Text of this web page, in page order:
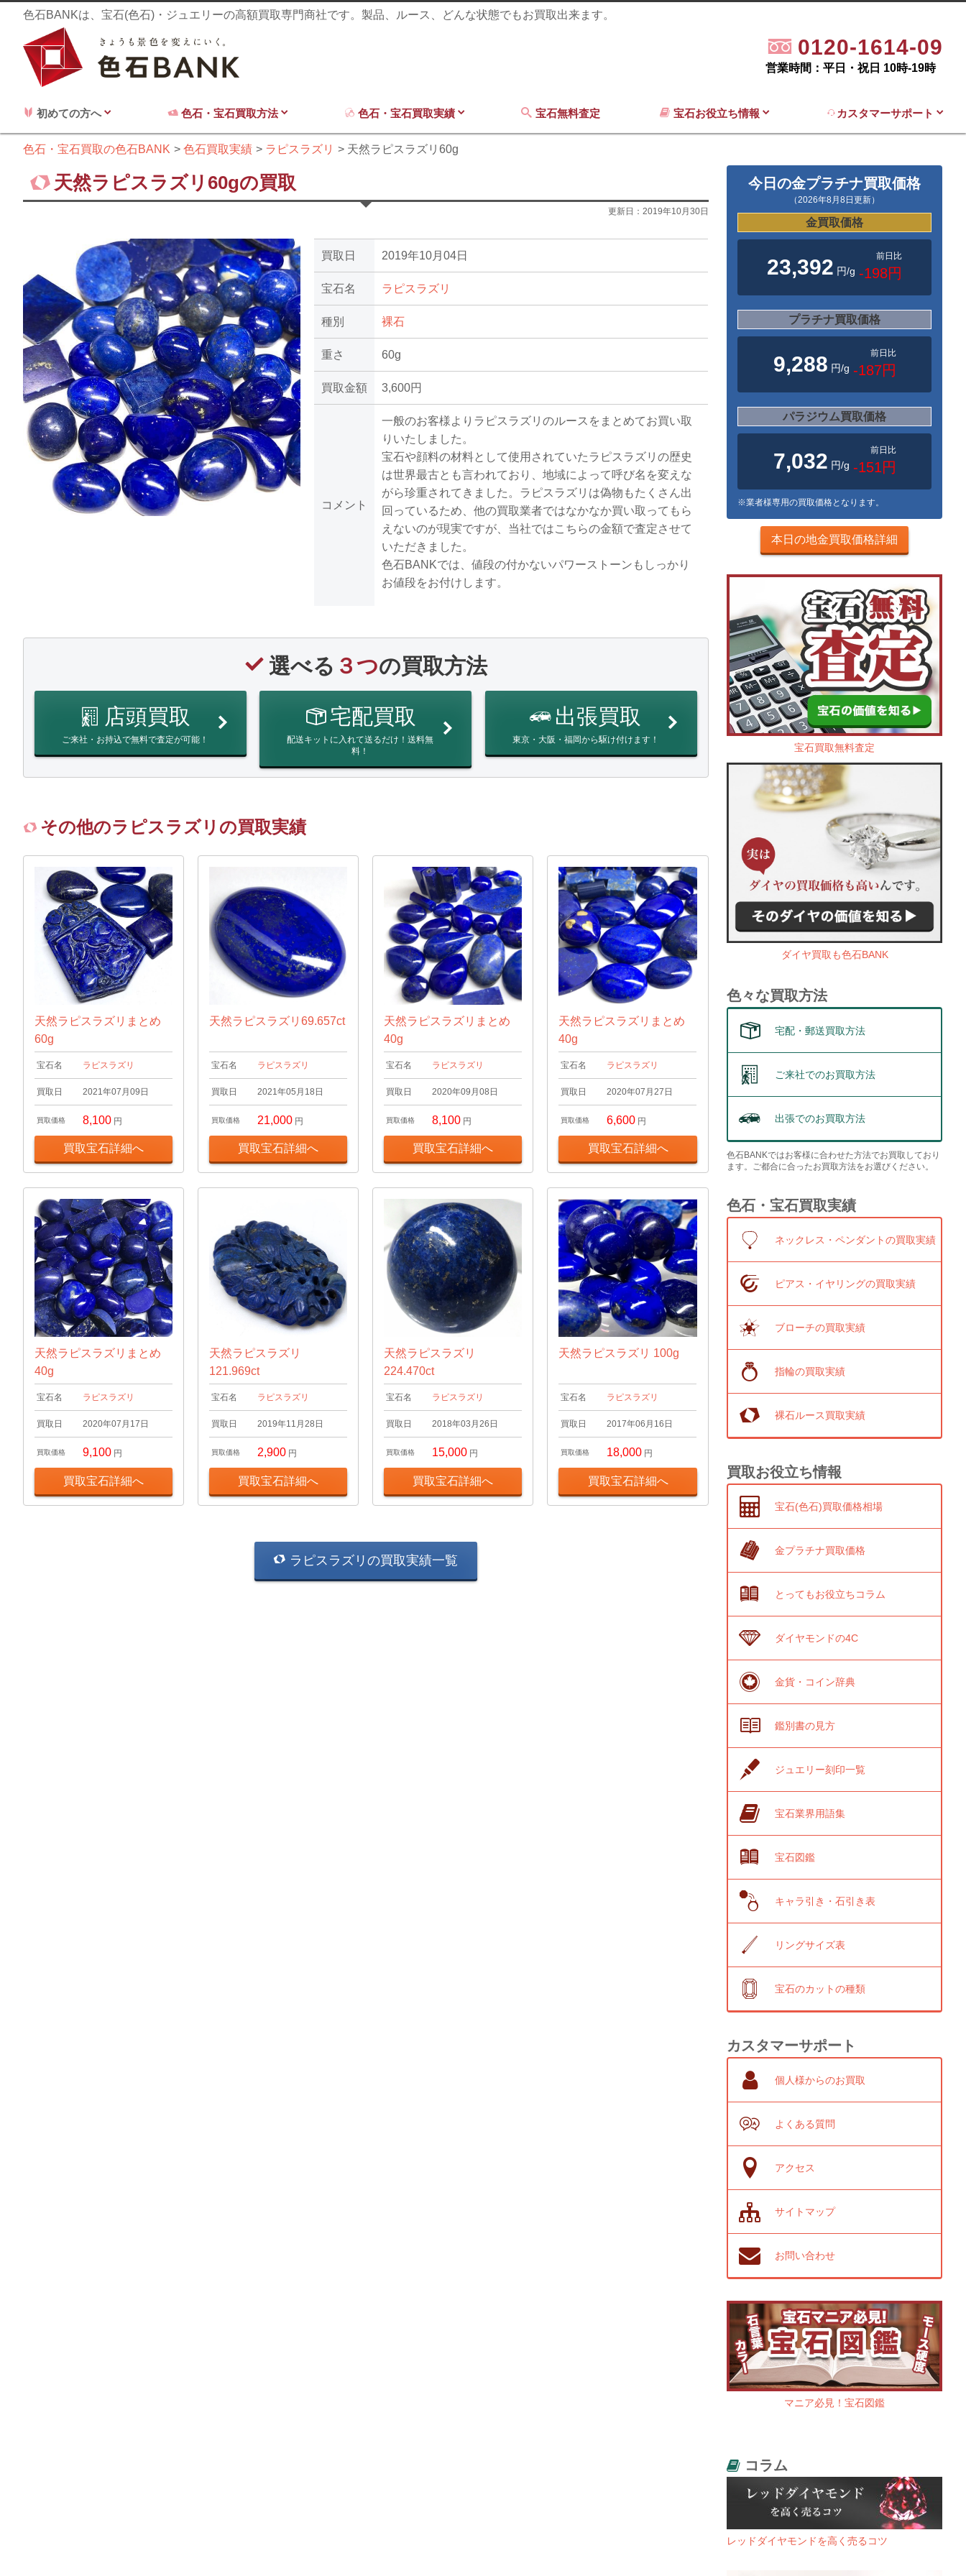
色石BANKは、宝石(色石)・ジュエリーの高額買取専門商社です。製品、ルース、どんな状態でもお買取出来ます。
0120-1614-09
営業時間：平日・祝日 10時-19時
初めての方へ 色石・宝石買取方法 色石・宝石買取実績 宝石無料査定 宝石お役立ち情報 カスタマーサポート
色石・宝石買取の色石BANK 色石買取実績 ラピスラズリ 天然ラピスラズリ60g
天然ラピスラズリ60gの買取
更新日： 2019年10月30日
買取日 2019年10月04日
宝石名 ラピスラズリ
種別 裸石
重さ 60g
買取金額 3,600円
コメント
一般のお客様よりラピスラズリのルースをまとめてお買い取
りいたしました。
宝石や顔料の材料として使用されていたラピスラズリの歴史
は世界最古とも言われており、地域によって呼び名を変えな
がら珍重されてきました。ラピスラズリは偽物もたくさん出
回っているため、他の買取業者ではなかなか買い取ってもら
えないのが現実ですが、当社ではこちらの金額で査定させて
いただきました。
色石BANKでは、値段の付かないパワーストーンもしっかり
お値段をお付けします。
選べる ３つの買取方法
店頭買取
ご来社・お持込で無料で査定が可能！
宅配買取
配送キットに入れて送るだけ！送料無
料！
出張買取
東京・大阪・福岡から駆け付けます！
その他のラピスラズリの買取実績
天然ラピスラズリまとめ
60g
宝石名 ラピスラズリ
買取日 2021年07月09日
買取価格 8,100 円
買取宝石詳細へ
天然ラピスラズリ69.657ct
宝石名 ラピスラズリ
買取日 2021年05月18日
買取価格 21,000 円
買取宝石詳細へ
天然ラピスラズリまとめ
40g
宝石名 ラピスラズリ
買取日 2020年09月08日
買取価格 8,100 円
買取宝石詳細へ
天然ラピスラズリまとめ
40g
宝石名 ラピスラズリ
買取日 2020年07月27日
買取価格 6,600 円
買取宝石詳細へ
天然ラピスラズリまとめ
40g
宝石名 ラピスラズリ
買取日 2020年07月17日
買取価格 9,100 円
買取宝石詳細へ
天然ラピスラズリ
121.969ct
宝石名 ラピスラズリ
買取日 2019年11月28日
買取価格 2,900 円
買取宝石詳細へ
天然ラピスラズリ
224.470ct
宝石名 ラピスラズリ
買取日 2018年03月26日
買取価格 15,000 円
買取宝石詳細へ
天然ラピスラズリ 100g
宝石名 ラピスラズリ
買取日 2017年06月16日
買取価格 18,000 円
買取宝石詳細へ
ラピスラズリの買取実績一覧
今日の金プラチナ買取価格
（2026年8月8日更新）
金買取価格
23,392 円/g
前日比
-198円
プラチナ買取価格
9,288 円/g
前日比
-187円
パラジウム買取価格
7,032 円/g
前日比
-151円
※業者様専用の買取価格となります。
本日の地金買取価格詳細
宝石買取無料査定
ダイヤ買取も色石BANK
色々な買取方法
宅配・郵送買取方法
ご来社でのお買取方法
出張でのお買取方法
色石BANKではお客様に合わせた方法でお買取しており
ます。ご都合に合ったお買取方法をお選びください。
色石・宝石買取実績
ネックレス・ペンダントの買取実績
ピアス・イヤリングの買取実績
ブローチの買取実績
指輪の買取実績
裸石ルース買取実績
買取お役立ち情報
宝石(色石)買取価格相場
金プラチナ買取価格
とってもお役立ちコラム
ダイヤモンドの4C
金貨・コイン辞典
鑑別書の見方
ジュエリー刻印一覧
宝石業界用語集
宝石図鑑
キャラ引き・石引き表
リングサイズ表
宝石のカットの種類
カスタマーサポート
個人様からのお買取
よくある質問
アクセス
サイトマップ
お問い合わせ
マニア必見！宝石図鑑
コラム
レッドダイヤモンドを高く売るコツ